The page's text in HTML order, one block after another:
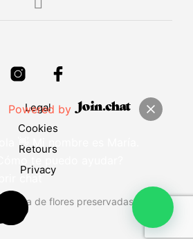
Legal
Cookies
Retours
Privacy
forma de flores preservadas
Powered by
👋 Mi nombre es María.
chat